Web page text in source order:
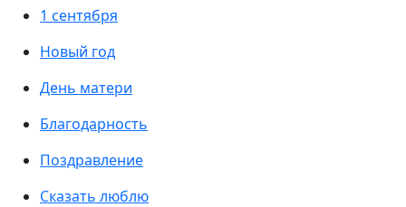
1 сентября
Новый год
День матери
Благодарность
Поздравление
Сказать люблю